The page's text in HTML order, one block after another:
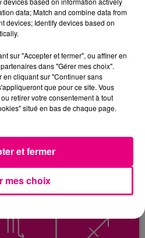
Taureau Gémeaux
Lion
data; Match and combine data from
devices; Identify devices based on
sur "Accepter et fermer", ou affiner en
dans "Gérer mes choix".
en cliquant sur "Continuer sans
que pour ce site. Vous
retirer votre consentement à tout
situé en bas de chaque page.
mes choix
et fermer